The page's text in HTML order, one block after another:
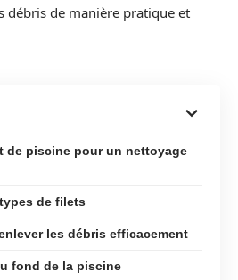
débris de manière pratique et
de piscine pour un nettoyage
de filets
les débris efficacement
fond de la piscine